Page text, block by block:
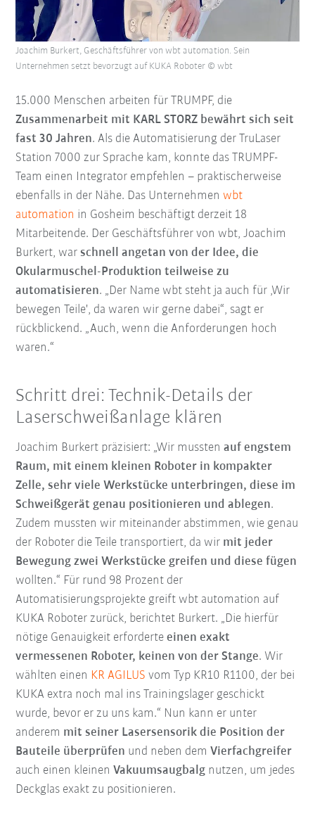
15.000 Menschen arbeiten für TRUMPF, die
Zusammenarbeit mit KARL STORZ bewährt sich seit
fast 30 Jahren. Als die Automatisierung der TruLaser
Station 7000 zur Sprache kam, konnte das TRUMPF-
Team einen Integrator empfehlen – praktischerweise
ebenfalls in der Nähe. Das Unternehmenwbt
automation in Gosheim beschäftigt derzeit 18
Mitarbeitende. Der Geschäftsführer von wbt, Joachim
Burkert, warschnell angetan von der Idee, die
Okularmuschel-Produktion teilweise zu
automatisieren. „Der Name wbt steht ja auch für ,Wir
bewegen Teile', da waren wir gerne dabei“, sagt er
rückblickend. „Auch, wenn die Anforderungen hoch
waren.“
Joachim Burkert, Geschäftsführer von wbt automation. Sein
Unternehmen setzt bevorzugt auf KUKA Roboter © wbt
Schritt drei: Technik-Details der
Laserschweißanlage klären
Joachim Burkert präzisiert: „Wir musstenauf engstem
Raum, mit einem kleinen Roboter in kompakter
Zelle, sehr viele Werkstücke unterbringen, diese im
Schweißgerät genau positionieren und ablegen.
Zudem mussten wir miteinander abstimmen, wie genau
der Roboter die Teile transportiert, da wir mit jeder
Bewegung zwei Werkstücke greifen und diese fügen
wollten.“ Für rund 98 Prozent der
Automatisierungsprojekte greift wbt automation auf
KUKA Roboter zurück, berichtet Burkert. „Die hierfür
nötige Genauigkeit erforderteeinen exakt
vermessenen Roboter, keinen von der Stange. Wir
wählten einen KR AGILUS vom Typ KR10 R1100, der bei
KUKA extra noch mal ins Trainingslager geschickt
wurde, bevor er zu uns kam.“ Nun kann er unter
anderem mit seiner Lasersensorik die Position der
Bauteile überprüfen und neben demVierfachgreifer
auch einen kleinenVakuumsaugbalg nutzen, um jedes
Deckglas exakt zu positionieren.